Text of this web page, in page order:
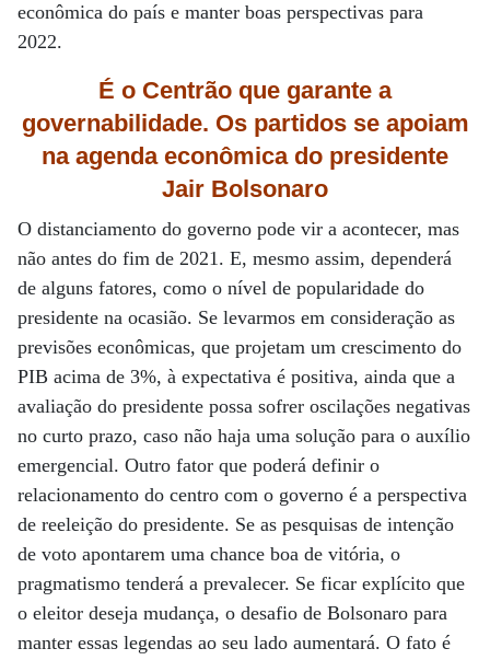
econômica do país e manter boas perspectivas para
2022.
É o Centrão que garante a
governabilidade. Os partidos se apoiam
na agenda econômica do presidente
Jair Bolsonaro
O distanciamento do governo pode vir a acontecer, mas
não antes do fim de 2021. E, mesmo assim, dependerá
de alguns fatores, como o nível de popularidade do
presidente na ocasião. Se levarmos em consideração as
previsões econômicas, que projetam um crescimento do
PIB acima de 3%, à expectativa é positiva, ainda que a
avaliação do presidente possa sofrer oscilações negativas
no curto prazo, caso não haja uma solução para o auxílio
emergencial. Outro fator que poderá definir o
relacionamento do centro com o governo é a perspectiva
de reeleição do presidente. Se as pesquisas de intenção
de voto apontarem uma chance boa de vitória, o
pragmatismo tenderá a prevalecer. Se ficar explícito que
o eleitor deseja mudança, o desafio de Bolsonaro para
manter essas legendas ao seu lado aumentará. O fato é